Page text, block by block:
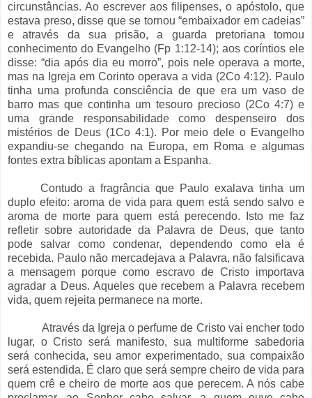
circunstâncias. Ao escrever aos filipenses, o apóstolo, que
estava preso, disse que se tornou “embaixador em cadeias”
e através da sua prisão, a guarda pretoriana tomou
conhecimento do Evangelho (Fp 1:12-14); aos coríntios ele
disse: “dia após dia eu morro”, pois nele operava a morte,
mas na Igreja em Corinto operava a vida (2Co 4:12). Paulo
tinha uma profunda consciência de que era um vaso de
barro mas que continha um tesouro precioso (2Co 4:7) e
uma grande responsabilidade como despenseiro dos
mistérios de Deus (1Co 4:1). Por meio dele o Evangelho
expandiu-se chegando na Europa, em Roma e algumas
fontes extra bíblicas apontam a Espanha.
Contudo a fragrância que Paulo exalava tinha um
duplo efeito: aroma de vida para quem está sendo salvo e
aroma de morte para quem está perecendo. Isto me faz
refletir sobre autoridade da Palavra de Deus, que tanto
pode salvar como condenar, dependendo como ela é
recebida. Paulo não mercadejava a Palavra, não falsificava
a mensagem porque como escravo de Cristo importava
agradar a Deus. Aqueles que recebem a Palavra recebem
vida, quem rejeita permanece na morte.
Através da Igreja o perfume de Cristo vai encher todo
lugar, o Cristo será manifesto, sua multiforme sabedoria
será conhecida, seu amor experimentado, sua compaixão
será estendida. É claro que será sempre cheiro de vida para
quem crê e cheiro de morte aos que perecem. A nós cabe